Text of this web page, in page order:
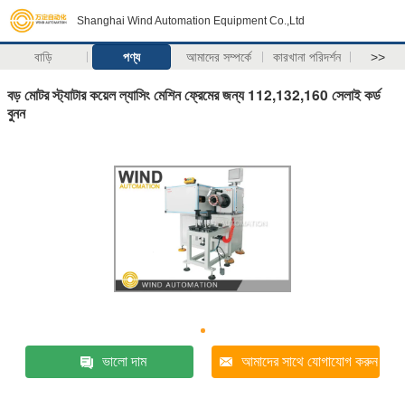
Shanghai Wind Automation Equipment Co.,Ltd
বাড়ি পণ্য আমাদের সম্পর্কে কারখানা পরিদর্শন >>
বড় মোটর স্ট্যাটার কয়েল ল্যাসিং মেশিন ফ্রেমের জন্য 112,132,160 সেলাই কর্ড
বুনন
ভালো দাম আমাদের সাথে যোগাযোগ করুন